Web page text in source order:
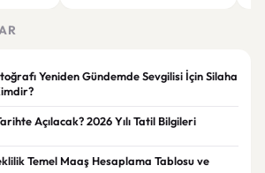
Yeniden Gündemde Sevgilisi İçin Silaha
Açılacak? 2026 Yılı Tatil Bilgileri
Temel Maaş Hesaplama Tablosu ve